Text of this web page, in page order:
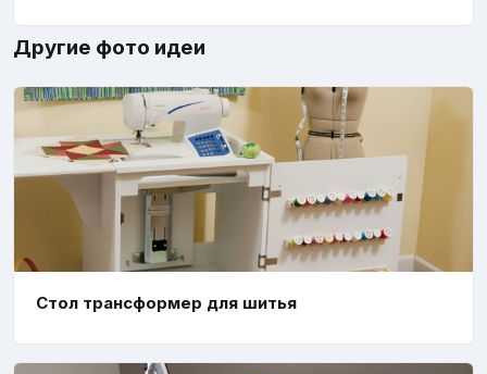
Другие фото идеи
Стол трансформер для шитья